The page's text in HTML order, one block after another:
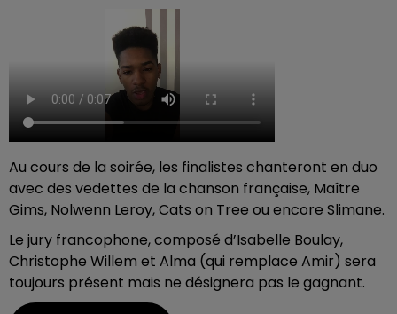
Au cours de la soirée, les finalistes chanteront en duo
avec des vedettes de la chanson française, Maître
Gims, Nolwenn Leroy, Cats on Tree ou encore Slimane.
Le jury francophone, composé d’Isabelle Boulay,
Christophe Willem et Alma (qui remplace Amir) sera
toujours présent mais ne désignera pas le gagnant.